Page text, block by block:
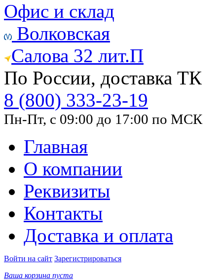
Офис и склад
Волковская
Салова 32 лит.П
По России, доставка ТК
8 (800) 333-23-19
Пн-Пт, с 09:00 до 17:00 по МСК
Главная
О компании
Реквизиты
Контакты
Доставка и оплата
Войти на сайт Зарегистрироваться
Ваша корзина пуста